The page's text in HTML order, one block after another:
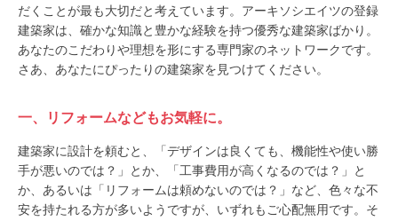
だくことが最も大切だと考えています。アーキソシエイツの登録
建築家は、確かな知識と豊かな経験を持つ優秀な建築家ばかり。
あなたのこだわりや理想を形にする専門家のネットワークです。
さあ、あなたにぴったりの建築家を見つけてください。
一、リフォームなどもお気軽に。
建築家に設計を頼むと、「デザインは良くても、機能性や使い勝
手が悪いのでは？」とか、「工事費用が高くなるのでは？」と
か、あるいは「リフォームは頼めないのでは？」など、色々な不
安を持たれる方が多いようですが、いずれもご心配無用です。そ